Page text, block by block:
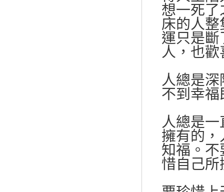
想一死
床的人
運只是
人，也
人總是
不到幸
人總是
擁有的
知福。
惜自己